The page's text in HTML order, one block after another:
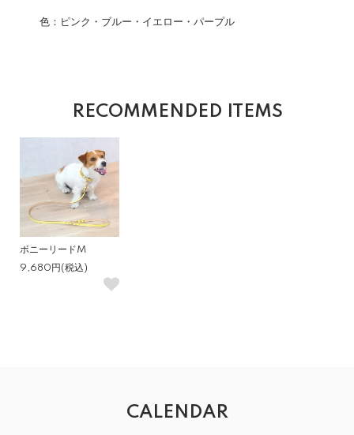
色：ピンク・ブルー・イエロー・パープル
RECOMMENDED ITEMS
ボニーリードM
9,680円(税込)
CALENDAR